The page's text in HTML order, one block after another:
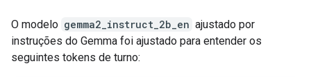
O modelo gemma2_instruct_2b_en ajustado por
instruções do Gemma foi ajustado para entender os
seguintes tokens de turno: